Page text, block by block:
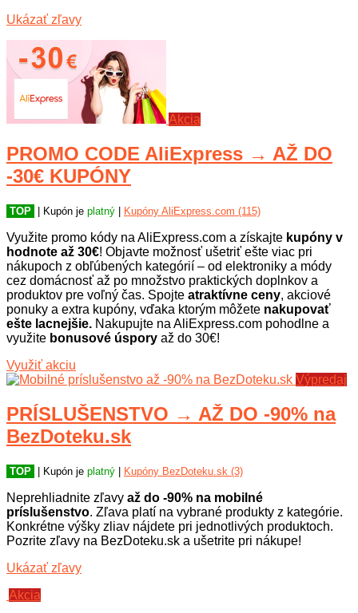
Ukázať zľavy
Akcia
PROMO CODE AliExpress → AŽ DO
-30€ KUPÓNY
TOP | Kupón je platný Kupóny AliExpress.com (115)
Využite promo kódy na AliExpress.com a získajte kupóny v
hodnote až 30€! Objavte možnosť ušetriť ešte viac pri
nákupoch z obľúbených kategórií – od elektroniky a módy
cez domácnosť až po množstvo praktických doplnkov a
produktov pre voľný čas. Spojte atraktívne ceny, akciové
ponuky a extra kupóny, vďaka ktorým môžete nakupovať
ešte lacnejšie. Nakupujte na AliExpress.com pohodlne a
využite bonusové úspory až do 30€!
Využiť akciu
Výpredaj
PRÍSLUŠENSTVO → AŽ DO -90% na
BezDoteku.sk
TOP | Kupón je platný Kupóny BezDoteku.sk (3)
Neprehliadnite zľavy až do -90% na mobilné
príslušenstvo. Zľava platí na vybrané produkty z kategórie.
Konkrétne výšky zliav nájdete pri jednotlivých produktoch.
Pozrite zľavy na BezDoteku.sk a ušetrite pri nákupe!
Ukázať zľavy
Akcia